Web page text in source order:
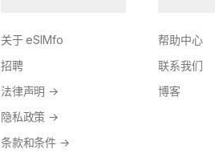
关于 eSIMfo
招聘
法律声明 →
隐私政策 →
条款和条件 →
帮助中心
联系我们
博客